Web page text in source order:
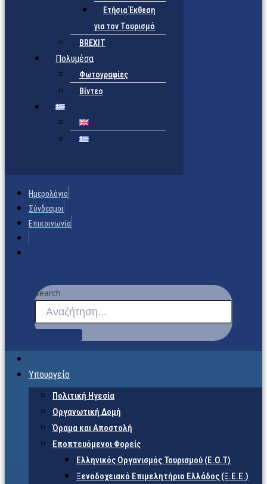
Ετήσια Έκθεση
για τον Τουρισμό
BREXIT
Πολυμέσα
Φωτογραφίες
Βίντεο
Ημερολόγιο
Σύνδεσμοι
Επικοινωνία
Search
Υπουργείο
Πολιτική Ηγεσία
Οργανωτική Δομή
Όραμα και Αποστολή
Εποπτευόμενοι Φορείς
Eλληνικός Οργανισμός Τουρισμού (Ε.Ο.Τ)
Ξενοδοχειακό Επιμελητήριο Ελλάδος (Ξ.Ε.Ε.)